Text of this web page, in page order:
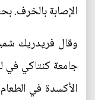
الإصابة بالخرف.
وقال فريدريك
جامعة كنتاكي في
الأكسدة في